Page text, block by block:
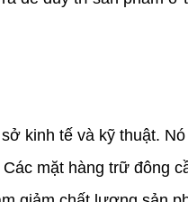
kinh tế và kỹ thuật.
mặt hàng trữ đông